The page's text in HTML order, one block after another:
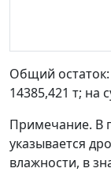
Общий
14385,421 т; на
Примечание. В
указывается
влажности, в